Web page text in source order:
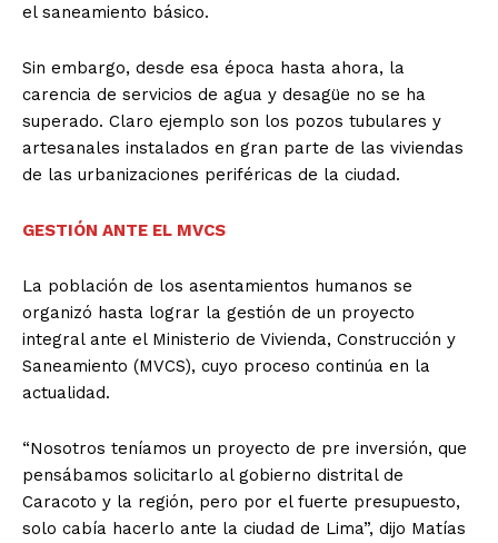
el saneamiento básico.
Sin embargo, desde esa época hasta ahora, la
carencia de servicios de agua y desagüe no se ha
superado. Claro ejemplo son los pozos tubulares y
artesanales instalados en gran parte de las viviendas
de las urbanizaciones periféricas de la ciudad.
GESTIÓN ANTE EL MVCS
La población de los asentamientos humanos se
organizó hasta lograr la gestión de un proyecto
integral ante el Ministerio de Vivienda, Construcción y
Saneamiento (MVCS), cuyo proceso continúa en la
actualidad.
“Nosotros teníamos un proyecto de pre inversión, que
pensábamos solicitarlo al gobierno distrital de
Caracoto y la región, pero por el fuerte presupuesto,
solo cabía hacerlo ante la ciudad de Lima”, dijo Matías